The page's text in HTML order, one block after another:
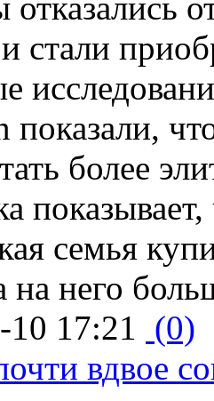
стали
показали,
более
семья
на него
17:21 (0)
вдвое